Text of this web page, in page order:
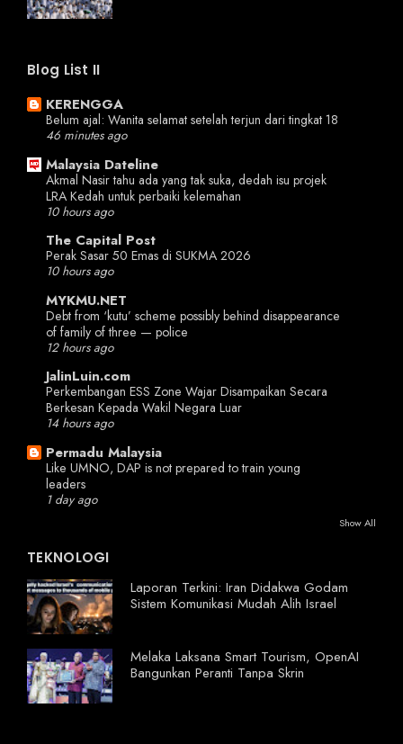
Blog List II
KERENGGA
Belum ajal: Wanita selamat setelah terjun dari tingkat 18
46 minutes ago
Malaysia Dateline
Akmal Nasir tahu ada yang tak suka, dedah isu projek
LRA Kedah untuk perbaiki kelemahan
10 hours ago
The Capital Post
Perak Sasar 50 Emas di SUKMA 2026
10 hours ago
MYKMU.NET
Debt from ‘kutu’ scheme possibly behind disappearance
of family of three — police
12 hours ago
JalinLuin.com
Perkembangan ESS Zone Wajar Disampaikan Secara
Berkesan Kepada Wakil Negara Luar
14 hours ago
Permadu Malaysia
Like UMNO, DAP is not prepared to train young
leaders
1 day ago
Show All
TEKNOLOGI
Laporan Terkini: Iran Didakwa Godam
Sistem Komunikasi Mudah Alih Israel
Melaka Laksana Smart Tourism, OpenAI
Bangunkan Peranti Tanpa Skrin